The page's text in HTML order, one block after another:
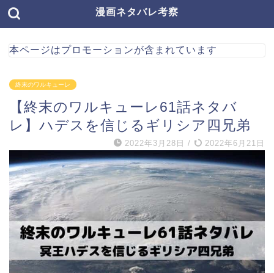
漫画ネタバレ考察
本ページはプロモーションが含まれています
終末のワルキューレ
【終末のワルキューレ61話ネタバ
レ】ハデスを信じるギリシア四兄弟
2022年3月28日 / 2022年6月21日